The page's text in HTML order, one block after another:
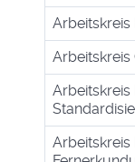
Arbeitskreis